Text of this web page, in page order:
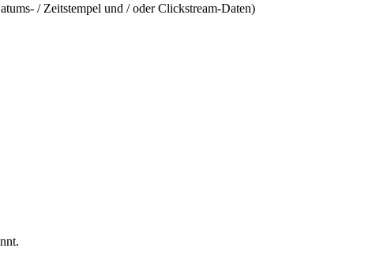
/ Zeitstempel und / oder Clickstream-Daten)